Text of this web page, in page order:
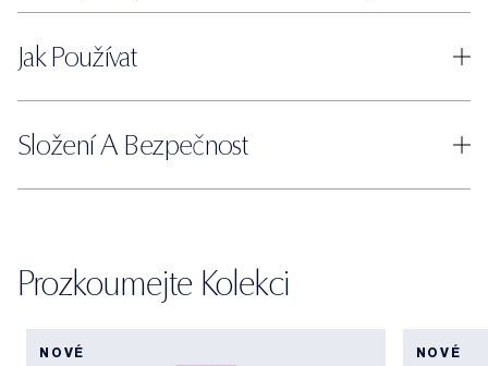
Jak Používat
Složení A Bezpečnost
Prozkoumejte Kolekci
NOVÉ NOVÉ